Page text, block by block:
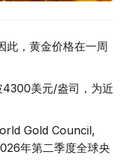
此，黄金价格在一周
美元/盎司，为近
Gold Council,
年第二季度全球央